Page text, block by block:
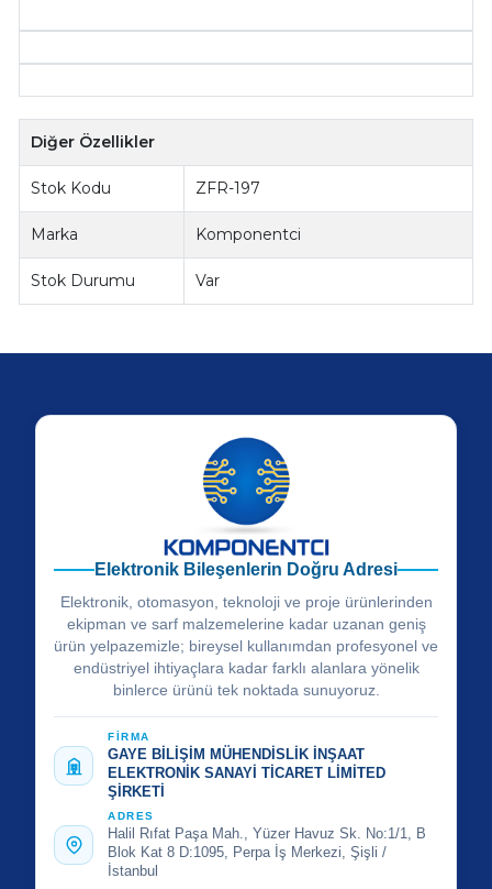
Diğer Özellikler
Stok Kodu ZFR-197
Marka Komponentci
Stok Durumu Var
Elektronik Bileşenlerin Doğru Adresi
Elektronik, otomasyon, teknoloji ve proje ürünlerinden
ekipman ve sarf malzemelerine kadar uzanan geniş
ürün yelpazemizle; bireysel kullanımdan profesyonel ve
endüstriyel ihtiyaçlara kadar farklı alanlara yönelik
binlerce ürünü tek noktada sunuyoruz.
FİRMA
GAYE BİLİŞİM MÜHENDİSLİK İNŞAAT
ELEKTRONİK SANAYİ TİCARET LİMİTED
ŞİRKETİ
ADRES
Halil Rıfat Paşa Mah., Yüzer Havuz Sk. No:1/1, B
Blok Kat 8 D:1095, Perpa İş Merkezi, Şişli /
İstanbul